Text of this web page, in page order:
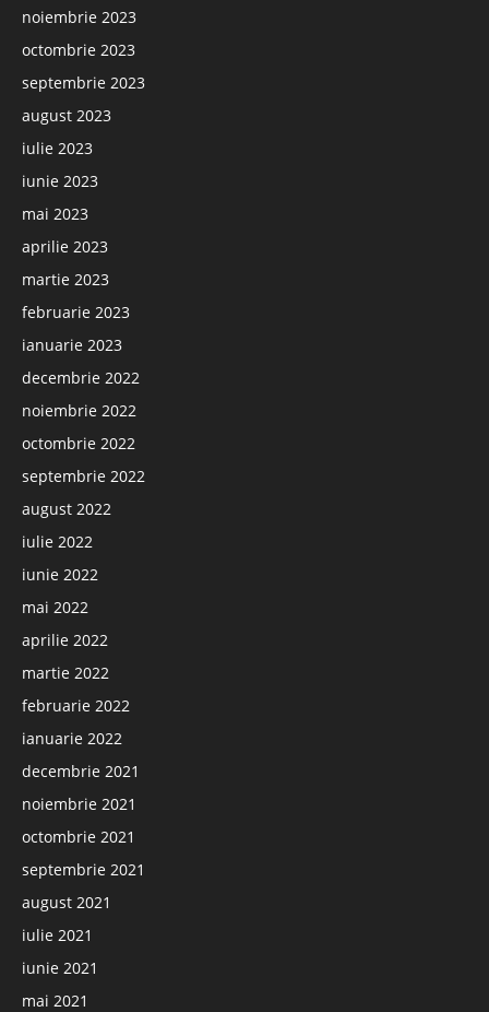
noiembrie 2023
octombrie 2023
septembrie 2023
august 2023
iulie 2023
iunie 2023
mai 2023
aprilie 2023
martie 2023
februarie 2023
ianuarie 2023
decembrie 2022
noiembrie 2022
octombrie 2022
septembrie 2022
august 2022
iulie 2022
iunie 2022
mai 2022
aprilie 2022
martie 2022
februarie 2022
ianuarie 2022
decembrie 2021
noiembrie 2021
octombrie 2021
septembrie 2021
august 2021
iulie 2021
iunie 2021
mai 2021